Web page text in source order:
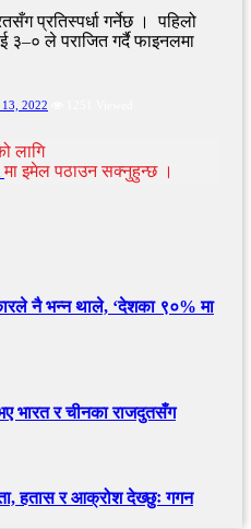
प्रतिस्पर्धा गर्नेछ । पहिलो
३–० ले पराजित गर्दै फाइनलमा
13, 2022
लागि
मा इमेल पठाउन सक्नुहुन्छ ।
नै भन्न थाले, ‘देशका ९०% मा
भारत र चीनका राजदुतसँग
हतास र आक्रोश देख्छुः गगन